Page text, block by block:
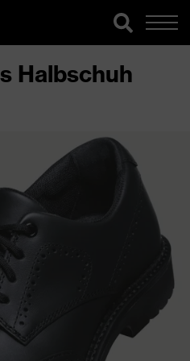
Halbschuh